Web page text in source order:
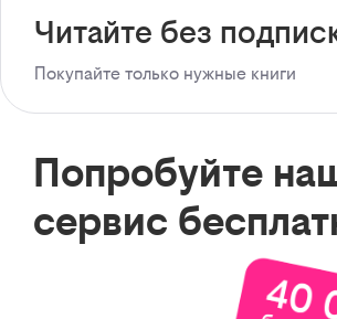
Читайте без
Покупайте только нужные книги
Попробуйте
сервис